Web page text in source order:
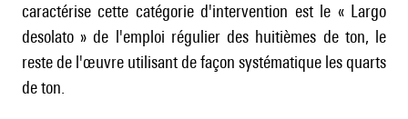
caractérise cette catégorie d'intervention est le « Largo
desolato » de l'emploi régulier des huitièmes de ton, le
reste de l'œuvre utilisant de façon systématique les quarts
de ton.